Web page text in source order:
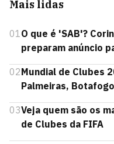
Mais lidas
01O que é 'SAB'?
preparam anúncio
02Mundial de Clubes
Palmeiras,
03Veja quem são os
de Clubes da FIFA